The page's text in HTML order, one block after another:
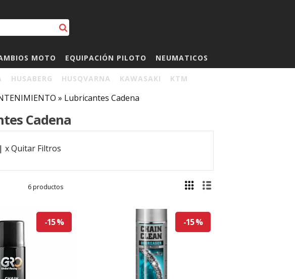
MOTO EQUIPACIÓN PILOTO NEUMATICOS
HUSABERG HUSQVARNA KAWASAKI KTM
» Lubricantes Cadena
Cadena
| x Quitar Filtros
6 productos
-15 % -15 %